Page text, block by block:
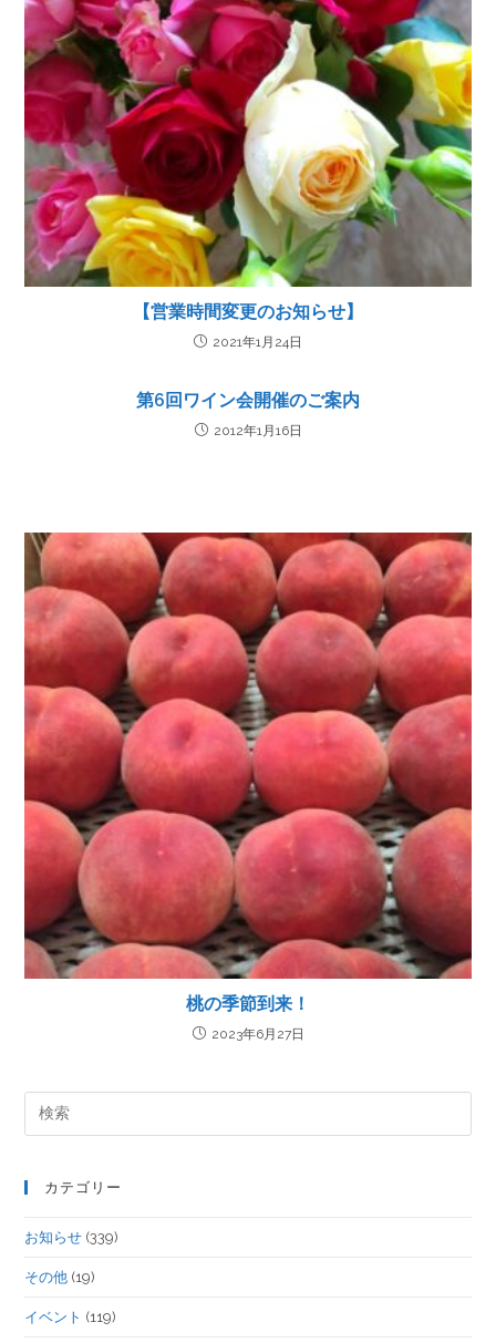
【営業時間変更のお知らせ】
2021年1月24日
第6回ワイン会開催のご案内
2012年1月16日
桃の季節到来！
2023年6月27日
カテゴリー
お知らせ (339)
その他 (19)
イベント (119)